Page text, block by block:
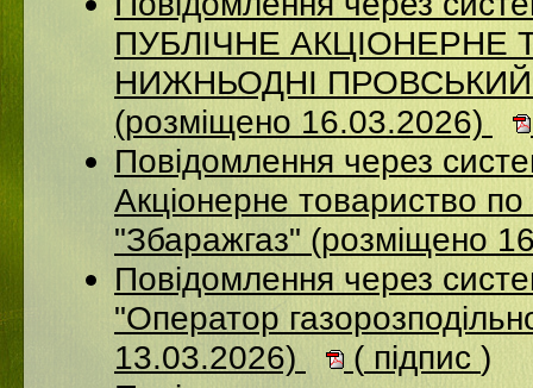
ПУБЛІЧНЕ АКЦІОНЕРНЕ
НИЖНЬОДНІ
(розміщено 16.03.2026)
Повідомлення через
Акцiонерне товариство по
"Збаражгаз" (розміщено
Повідомлення через
"Оператор
13.03.2026)
( підпис )